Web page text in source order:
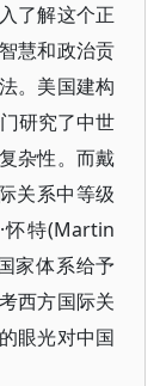
了解这个正
慧和政治贡
。美国建构
研究了中世
杂性。而戴
关系中等级
怀特(Martin
家体系给予
西方国际关
眼光对中国